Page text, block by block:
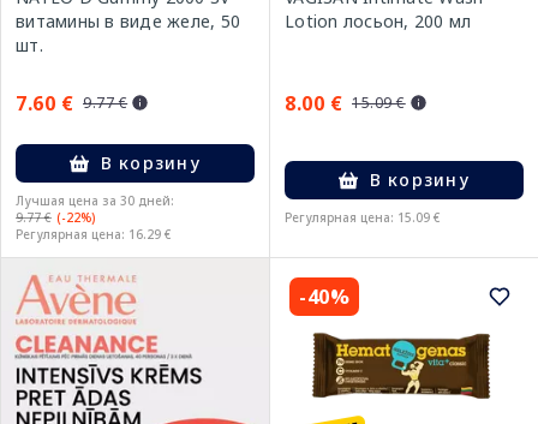
витамины в виде желе, 50
шт.
7.60 € 9.77 €
В корзину
Лучшая цена за 30 дней:
9.77 € (-22%)
Регулярная цена: 16.29 €
Lotion лосьон, 200 мл
8.00 € 15.09 €
В корзину
Регулярная цена: 15.09 €
-40%